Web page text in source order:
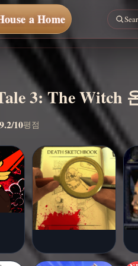
a Home
3: The Witch
9.2/10평점